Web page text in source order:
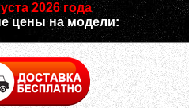
2026 года
цены на модели: